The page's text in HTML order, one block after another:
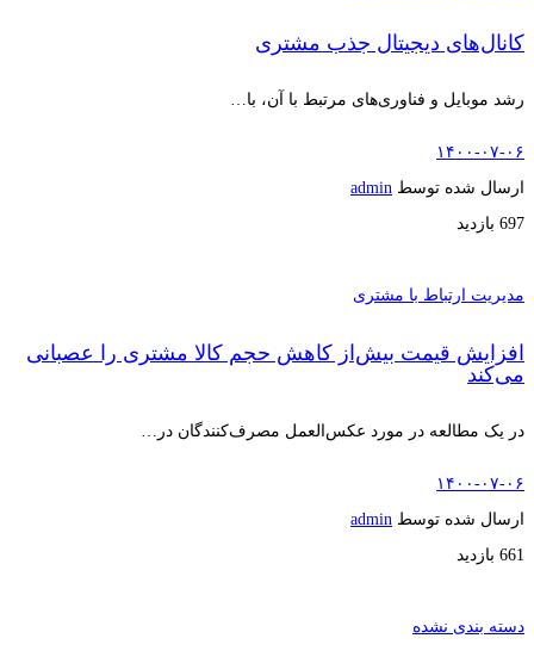
کانال‌های دیجیتال جذب مشتری
رشد موبایل و فناوری‌های مرتبط با آن، با…
۱۴۰۰-۰۷-۰۶
ارسال شده توسط admin
697 بازدید
مدیریت ارتباط با مشتری
افزایش قیمت بیش‌از کاهش حجم کالا مشتری را عصبانی
می‌کند
در یک مطالعه در مورد عکس‌العمل مصرف‌کنندگان در…
۱۴۰۰-۰۷-۰۶
ارسال شده توسط admin
661 بازدید
دسته بندی نشده